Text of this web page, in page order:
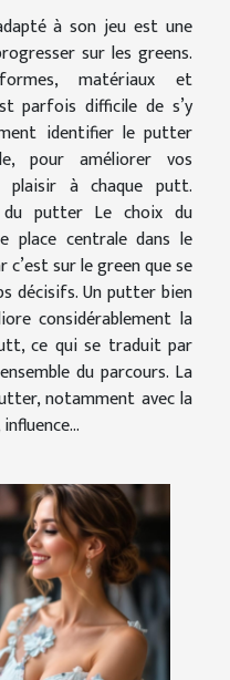
à son jeu est une
sur les greens.
matériaux et
parfois difficile de s’y
identifier le putter
pour améliorer vos
plaisir à chaque putt.
du putter Le choix du
place centrale dans le
sur le green que se
décisifs. Un putter bien
considérablement la
ce qui se traduit par
du parcours. La
notamment avec la